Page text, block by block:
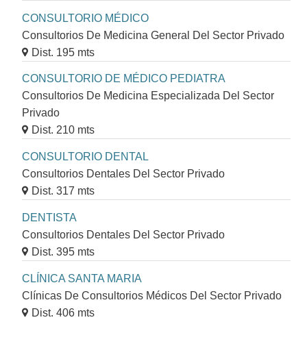
CONSULTORIO MÉDICO
Consultorios De Medicina General Del Sector Privado
Dist. 195 mts
CONSULTORIO DE MÉDICO PEDIATRA
Consultorios De Medicina Especializada Del Sector
Privado
Dist. 210 mts
CONSULTORIO DENTAL
Consultorios Dentales Del Sector Privado
Dist. 317 mts
DENTISTA
Consultorios Dentales Del Sector Privado
Dist. 395 mts
CLÍNICA SANTA MARIA
Clínicas De Consultorios Médicos Del Sector Privado
Dist. 406 mts